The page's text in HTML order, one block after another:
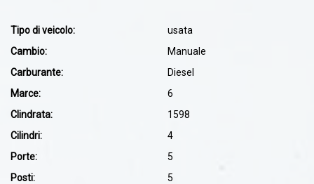
Tipo di veicolo:
usata
Cambio:
Manuale
Carburante:
Diesel
Marce:
6
Clindrata:
1598
Cilindri:
4
Porte:
5
Posti:
5